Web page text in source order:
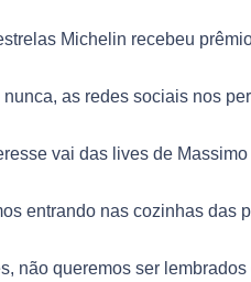
Michelin recebeu
as redes sociais nos
vai das lives de
entrando nas cozinhas das
não queremos ser